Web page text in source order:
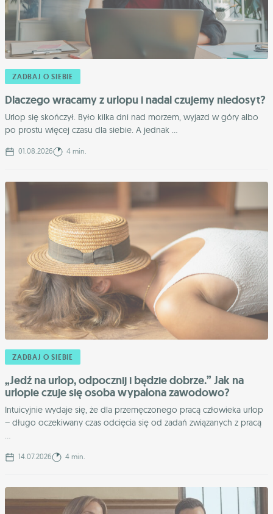
ZADBAJ O SIEBIE
Dlaczego wracamy z urlopu i nadal czujemy niedosyt?
Urlop się skończył. Było kilka dni nad morzem, wyjazd w góry albo
po prostu więcej czasu dla siebie. A jednak ...
01.08.2026 4 min.
ZADBAJ O SIEBIE
„Jedź na urlop, odpocznij i będzie dobrze.” Jak na
urlopie czuje się osoba wypalona zawodowo?
Intuicyjnie wydaje się, że dla przemęczonego pracą człowieka urlop
– długo oczekiwany czas odcięcia się od zadań związanych z pracą
...
14.07.2026 4 min.